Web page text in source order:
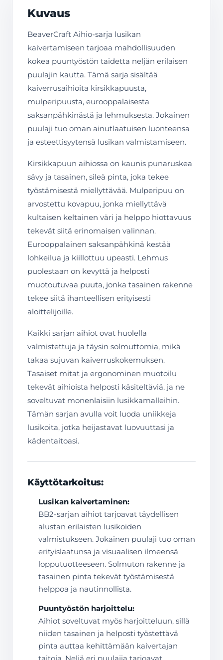
Kuvaus
BeaverCraft Aihio-sarja lusikan
kaivertamiseen tarjoaa mahdollisuuden
kokea puuntyöstön taidetta neljän erilaisen
puulajin kautta. Tämä sarja sisältää
kaiverrusaihioita kirsikkapuusta,
mulperipuusta, eurooppalaisesta
saksanpähkinästä ja lehmuksesta. Jokainen
puulaji tuo oman ainutlaatuisen luonteensa
ja esteettisyytensä lusikan valmistamiseen.
Kirsikkapuun aihiossa on kaunis punaruskea
sävy ja tasainen, sileä pinta, joka tekee
työstämisestä miellyttävää. Mulperipuu on
arvostettu kovapuu, jonka miellyttävä
kultaisen keltainen väri ja helppo hiottavuus
tekevät siitä erinomaisen valinnan.
Eurooppalainen saksanpähkinä kestää
lohkeilua ja kiillottuu upeasti. Lehmus
puolestaan on kevyttä ja helposti
muotoutuvaa puuta, jonka tasainen rakenne
tekee siitä ihanteellisen erityisesti
aloittelijoille.
Kaikki sarjan aihiot ovat huolella
valmistettuja ja täysin solmuttomia, mikä
takaa sujuvan kaiverruskokemuksen.
Tasaiset mitat ja ergonominen muotoilu
tekevät aihioista helposti käsiteltäviä, ja ne
soveltuvat monenlaisiin lusikkamalleihin.
Tämän sarjan avulla voit luoda uniikkeja
lusikoita, jotka heijastavat luovuuttasi ja
kädentaitoasi.
Käyttötarkoitus:
Lusikan kaivertaminen:
BB2-sarjan aihiot tarjoavat täydellisen
alustan erilaisten lusikoiden
valmistukseen. Jokainen puulaji tuo oman
erityislaatunsa ja visuaalisen ilmeensä
lopputuotteeseen. Solmuton rakenne ja
tasainen pinta tekevät työstämisestä
helppoa ja nautinnollista.
Puuntyöstön harjoittelu:
Aihiot soveltuvat myös harjoitteluun, sillä
niiden tasainen ja helposti työstettävä
pinta auttaa kehittämään kaivertajan